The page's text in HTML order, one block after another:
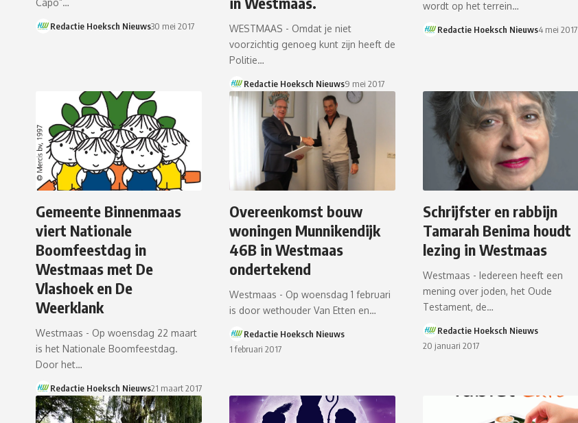
Capo”…
Redactie Hoeksch Nieuws30 mei 2017
WESTMAAS - Omdat je niet
voorzichtig genoeg kunt zijn heeft de
Politie…
Redactie Hoeksch Nieuws9 mei 2017
wordt op het terrein…
Redactie Hoeksch Nieuws4 mei 2017
Gemeente Binnenmaas
viert Nationale
Boomfeestdag in
Westmaas met De
Vlashoek en De
Weerklank
Westmaas - Op woensdag 22 maart
is het Nationale Boomfeestdag.
Door het…
Redactie Hoeksch Nieuws21 maart 2017
Overeenkomst bouw
woningen Munnikendijk
46B in Westmaas
ondertekend
Westmaas - Op woensdag 1 februari
is door wethouder Van Etten en…
Redactie Hoeksch Nieuws
1 februari 2017
Schrijfster en rabbijn
Tamarah Benima houdt
lezing in Westmaas
Westmaas - Iedereen heeft een
mening over joden, het Oude
Testament, de…
Redactie Hoeksch Nieuws
20 januari 2017